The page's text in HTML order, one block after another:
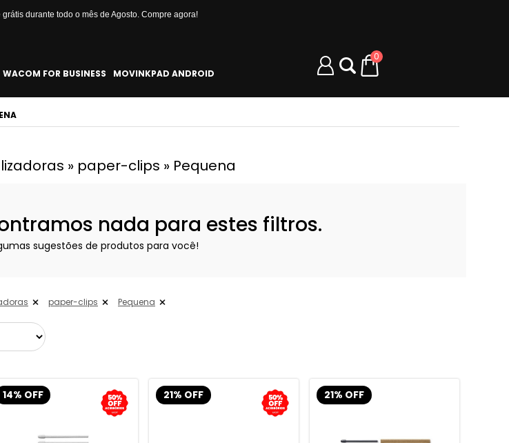
durante todo o mês de Agosto. Compre agora!
WACOM FOR BUSINESS MOVINKPAD ANDROID
0
» paper-clips » Pequena
nada para estes filtros.
sugestões de produtos para você!
paper-clips Pequena
14% OFF 21% OFF 21% OFF